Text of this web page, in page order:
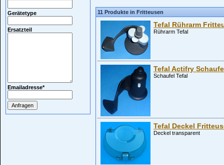
Gerätetype
Ersatzteil
Emailadresse*
11 Produkte in Fritteusen
Tefal Rührarm
Rührarm Tefal
Tefal Actifry
Schaufel Tefal
Tefal Deckel
Deckel transparent